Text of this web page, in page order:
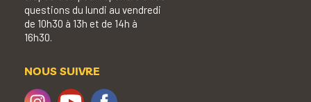
questions du lundi au vendredi
de 10h30 à 13h et de 14h à
16h30.
NOUS SUIVRE